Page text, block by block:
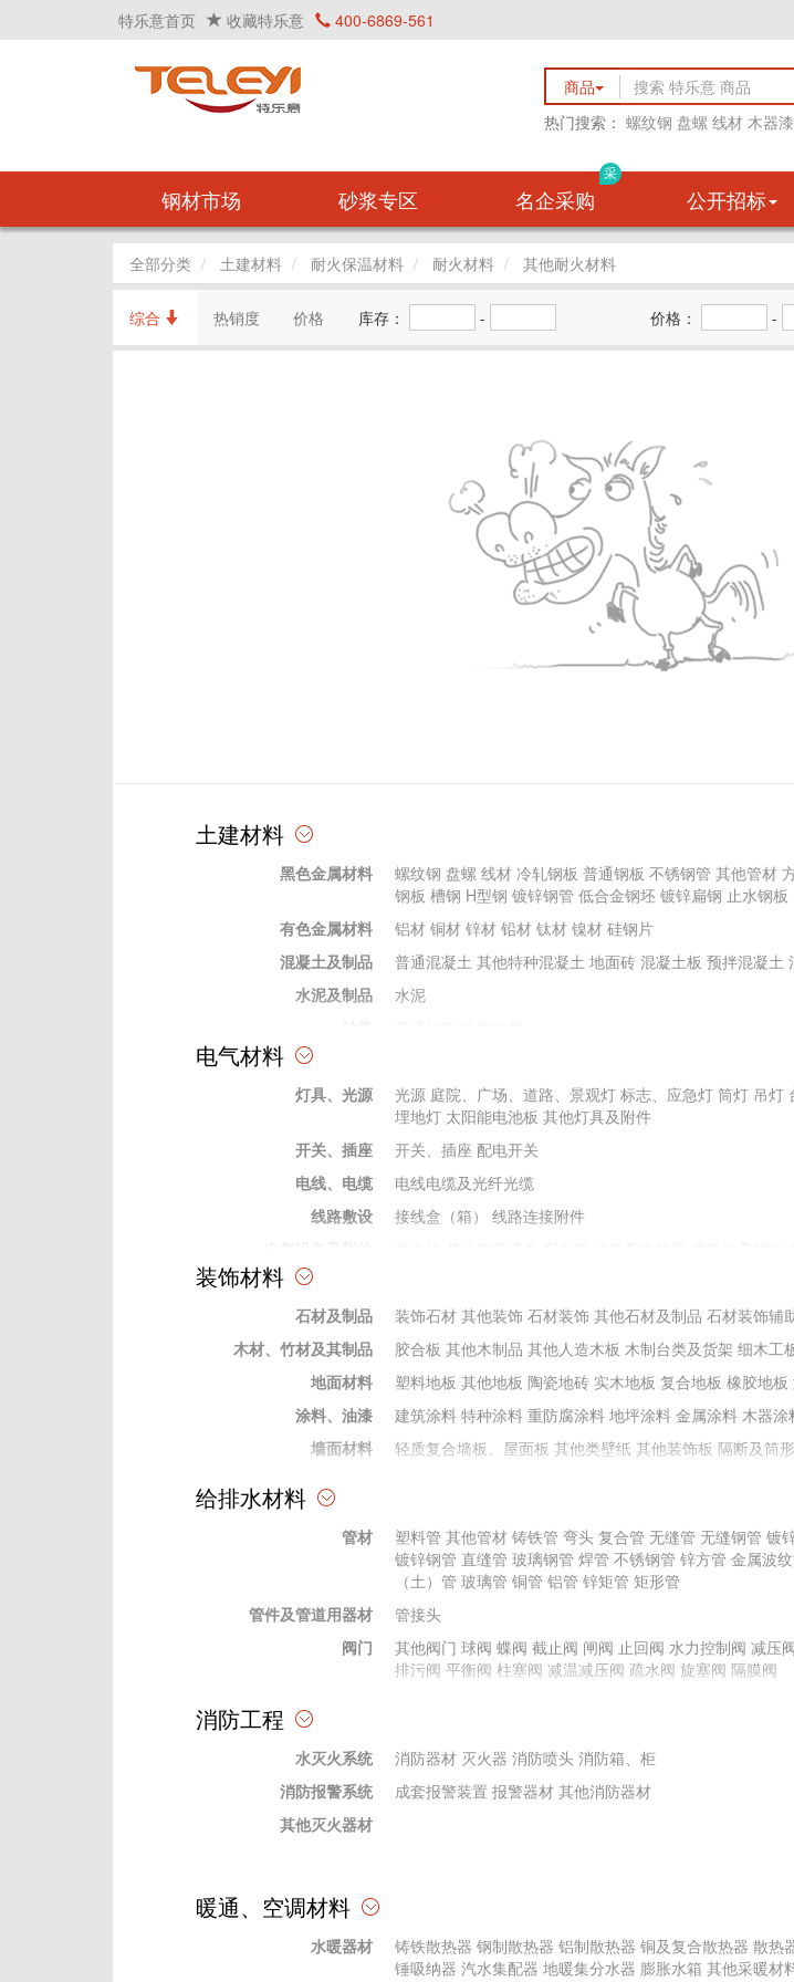
特乐意首页 收藏特乐意 400-6869-561
商品
热门搜索： 螺纹钢 盘螺 线材 木器漆
钢材市场 砂浆专区 名企采购
采
公开招标
全部分类 土建材料 耐火保温材料 耐火材料 其他耐火材料
综合 热销度 价格 库存： - 价格： -
土建材料
黑色金属材料 螺纹钢 盘螺 线材 冷轧钢板 普通钢板 不锈钢管 其他管材
钢板 槽钢 H型钢 镀锌钢管 低合金钢坯 镀锌扁钢 止水钢板
有色金属材料
铝材 铜材 锌材 铅材 钛材 镍材 硅钢片
混凝土及制品
普通混凝土 其他特种混凝土 地面砖 混凝土板 预拌混凝土
水泥及制品
水泥
砖、瓦、石、砂、灰
防水材料
防水卷材 防水油膏、剂、粉、胶类 防水屋面瓦 堵漏止水
保温墙板 其他保温材料 其他耐火材料
防腐材料
防腐剂
掺合料
矿粉 灰、粉、土等掺合填充料
外加剂及修补剂
界面剂 密实剂 减水剂 抗裂防水剂
电气材料
灯具、光源 光源 庭院、广场、道路、景观灯 标志、应急灯 筒灯 吊灯
埋地灯 太阳能电池板 其他灯具及附件
开关、插座
开关、插座 配电开关
电线、电缆
电线电缆及光纤光缆
线路敷设
接线盒（箱）
线路连接附件
弱电及信息类器材
安防及建筑智能化设备
保险、绝缘材料
绝缘管 绝缘穿墙套管、瓷套管 绝缘布、绝缘带 绝缘板、
电工电气材料
电缆桥架 防火堵料
装饰材料
石材及制品 装饰石材 其他装饰 石材装饰 其他石材及制品 石材装饰辅
木材、竹材及其制品
胶合板 其他木制品 其他人造木板 木制台类及货架 细木工
地面材料
塑料地板 其他地板 陶瓷地砖 实木地板 复合地板 橡胶地板
涂料、油漆
建筑涂料 特种涂料 重防腐涂料 地坪涂料 金属涂料 木器涂
墙面材料
轻质复合墙板、屋面板 其他类壁纸 其他装饰板 隔断及筒
天棚、吊顶材料
幕墙材料
幕墙五金配件
格栅 网格
石膏粉、腻子
绝热、耐火材料
玻璃材料
陶瓷内墙砖 钢化玻璃 其他面砖 镀膜玻璃 平板玻璃 陶瓷外
贴墙布 栏杆、栏板 玻璃钢装饰线条、装饰件 地毯挂毯及门
橡胶、塑料
给排水材料
管材 塑料管 其他管材 铸铁管 弯头 复合管 无缝管 无缝钢管 镀
镀锌钢管 直缝管 玻璃钢管 焊管 不锈钢管 锌方管 金属波
（土）管 玻璃管 铜管 铝管 锌矩管 矩形管
管件及管道用器材
管接头
阀门
其他阀门 球阀 蝶阀 截止阀 闸阀 止回阀 水力控制阀 减压
排污阀 平衡阀 柱塞阀 减温减压阀 疏水阀 旋塞阀 隔膜阀
杂质泵 水轮泵 轴流泵 泵专用配件
计量泵
水处理设备
过滤设备
消防工程
水灭火系统 消防器材 灭火器 消防喷头 消防箱、柜
消防报警系统
成套报警装置 报警器材 其他消防器材
其他灭火器材
暖通、空调材料
水暖器材 铸铁散热器 钢制散热器 铝制散热器 铜及复合散热器 散热
锤吸纳器 汽水集配器 地暖集分水器 膨胀水箱 其他采暖材